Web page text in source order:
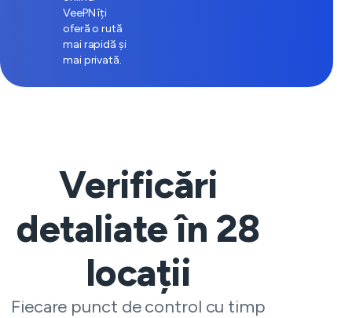
VeePN îți
oferă o rută
mai rapidă și
mai privată.
Verificări
detaliate în 28
locații
Fiecare punct de control cu timp